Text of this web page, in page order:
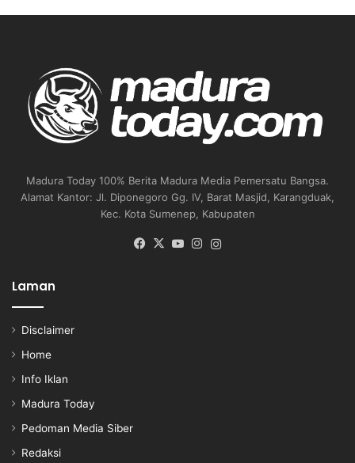
Madura Today 100% Berita Madura Media Pemersatu Bangsa.
Alamat Kantor: Jl. Diponegoro Gg. IV, Barat Masjid, Karangduak,
Kec. Kota Sumenep, Kabupaten
Facebook
X YouTubeInstagram
Laman
Disclaimer
Home
Info Iklan
Madura Today
Pedoman Media Siber
Redaksi